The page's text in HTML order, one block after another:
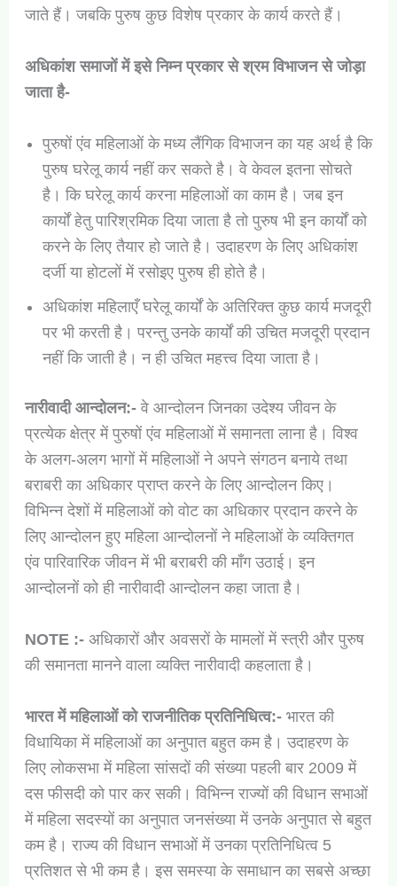
जाते हैं। जबकि पुरुष कुछ विशेष प्रकार के कार्य करते हैं।
अधिकांश समाजों में इसे निम्न प्रकार से श्रम विभाजन से जोड़ा
जाता है-
पुरुषों एंव महिलाओं के मध्य लैंगिक विभाजन का यह अर्थ है कि
पुरुष घरेलू कार्य नहीं कर सकते है। वे केवल इतना सोचते
है। कि घरेलू कार्य करना महिलाओं का काम है। जब इन
कार्यों हेतु पारिश्रमिक दिया जाता है तो पुरुष भी इन कार्यों को
करने के लिए तैयार हो जाते है। उदाहरण के लिए अधिकांश
दर्जी या होटलों में रसोइए पुरुष ही होते है।
अधिकांश महिलाएँ घरेलू कार्यों के अतिरिक्त कुछ कार्य मजदूरी
पर भी करती है। परन्तु उनके कार्यों की उचित मजदूरी प्रदान
नहीं कि जाती है। न ही उचित महत्त्व दिया जाता है।
नारीवादी आन्दोलन:-वे आन्दोलन जिनका उदेश्य जीवन के
प्रत्येक क्षेत्र में पुरुषों एंव महिलाओं में समानता लाना है। विश्व
के अलग-अलग भागों में महिलाओं ने अपने संगठन बनाये तथा
बराबरी का अधिकार प्राप्त करने के लिए आन्दोलन किए।
विभिन्न देशों में महिलाओं को वोट का अधिकार प्रदान करने के
लिए आन्दोलन हुए महिला आन्दोलनों ने महिलाओं के व्यक्तिगत
एंव पारिवारिक जीवन में भी बराबरी की माँग उठाई। इन
आन्दोलनों को ही नारीवादी आन्दोलन कहा जाता है।
NOTE :-अधिकारों और अवसरों के मामलों में स्त्री और पुरुष
की समानता मानने वाला व्यक्ति नारीवादी कहलाता है।
भारत में महिलाओं को राजनीतिक प्रतिनिधित्व:-भारत की
विधायिका में महिलाओं का अनुपात बहुत कम है। उदाहरण के
लिए लोकसभा में महिला सांसदों की संख्या पहली बार 2009 में
दस फीसदी को पार कर सकी। विभिन्न राज्यों की विधान सभाओं
में महिला सदस्यों का अनुपात जनसंख्या में उनके अनुपात से बहुत
कम है। राज्य की विधान सभाओं में उनका प्रतिनिधित्व 5
प्रतिशत से भी कम है। इस समस्या के समाधान का सबसे अच्छा